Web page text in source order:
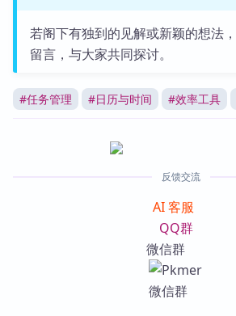
若阁下有独到的见解或新颖的想法
留言，与大家共同探讨。
#任务管理 #日历与时间 #效率工具
反馈交流
AI 客服
QQ群
微信群